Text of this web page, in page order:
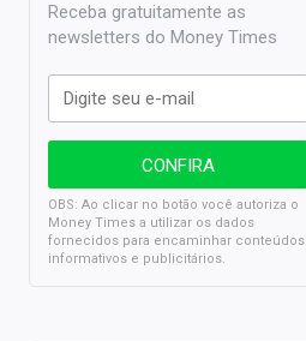
Receba gratuitamente as
newsletters do Money Times
OBS: Ao clicar no botão você autoriza o
Money Times a utilizar os dados
fornecidos para encaminhar conteúdos
informativos e publicitários.